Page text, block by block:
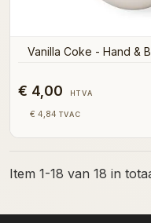
Vanilla Coke - Hand &
€ 4,00 HTVA
€ 4,84 TVAC
Item 1-18 van 18 in